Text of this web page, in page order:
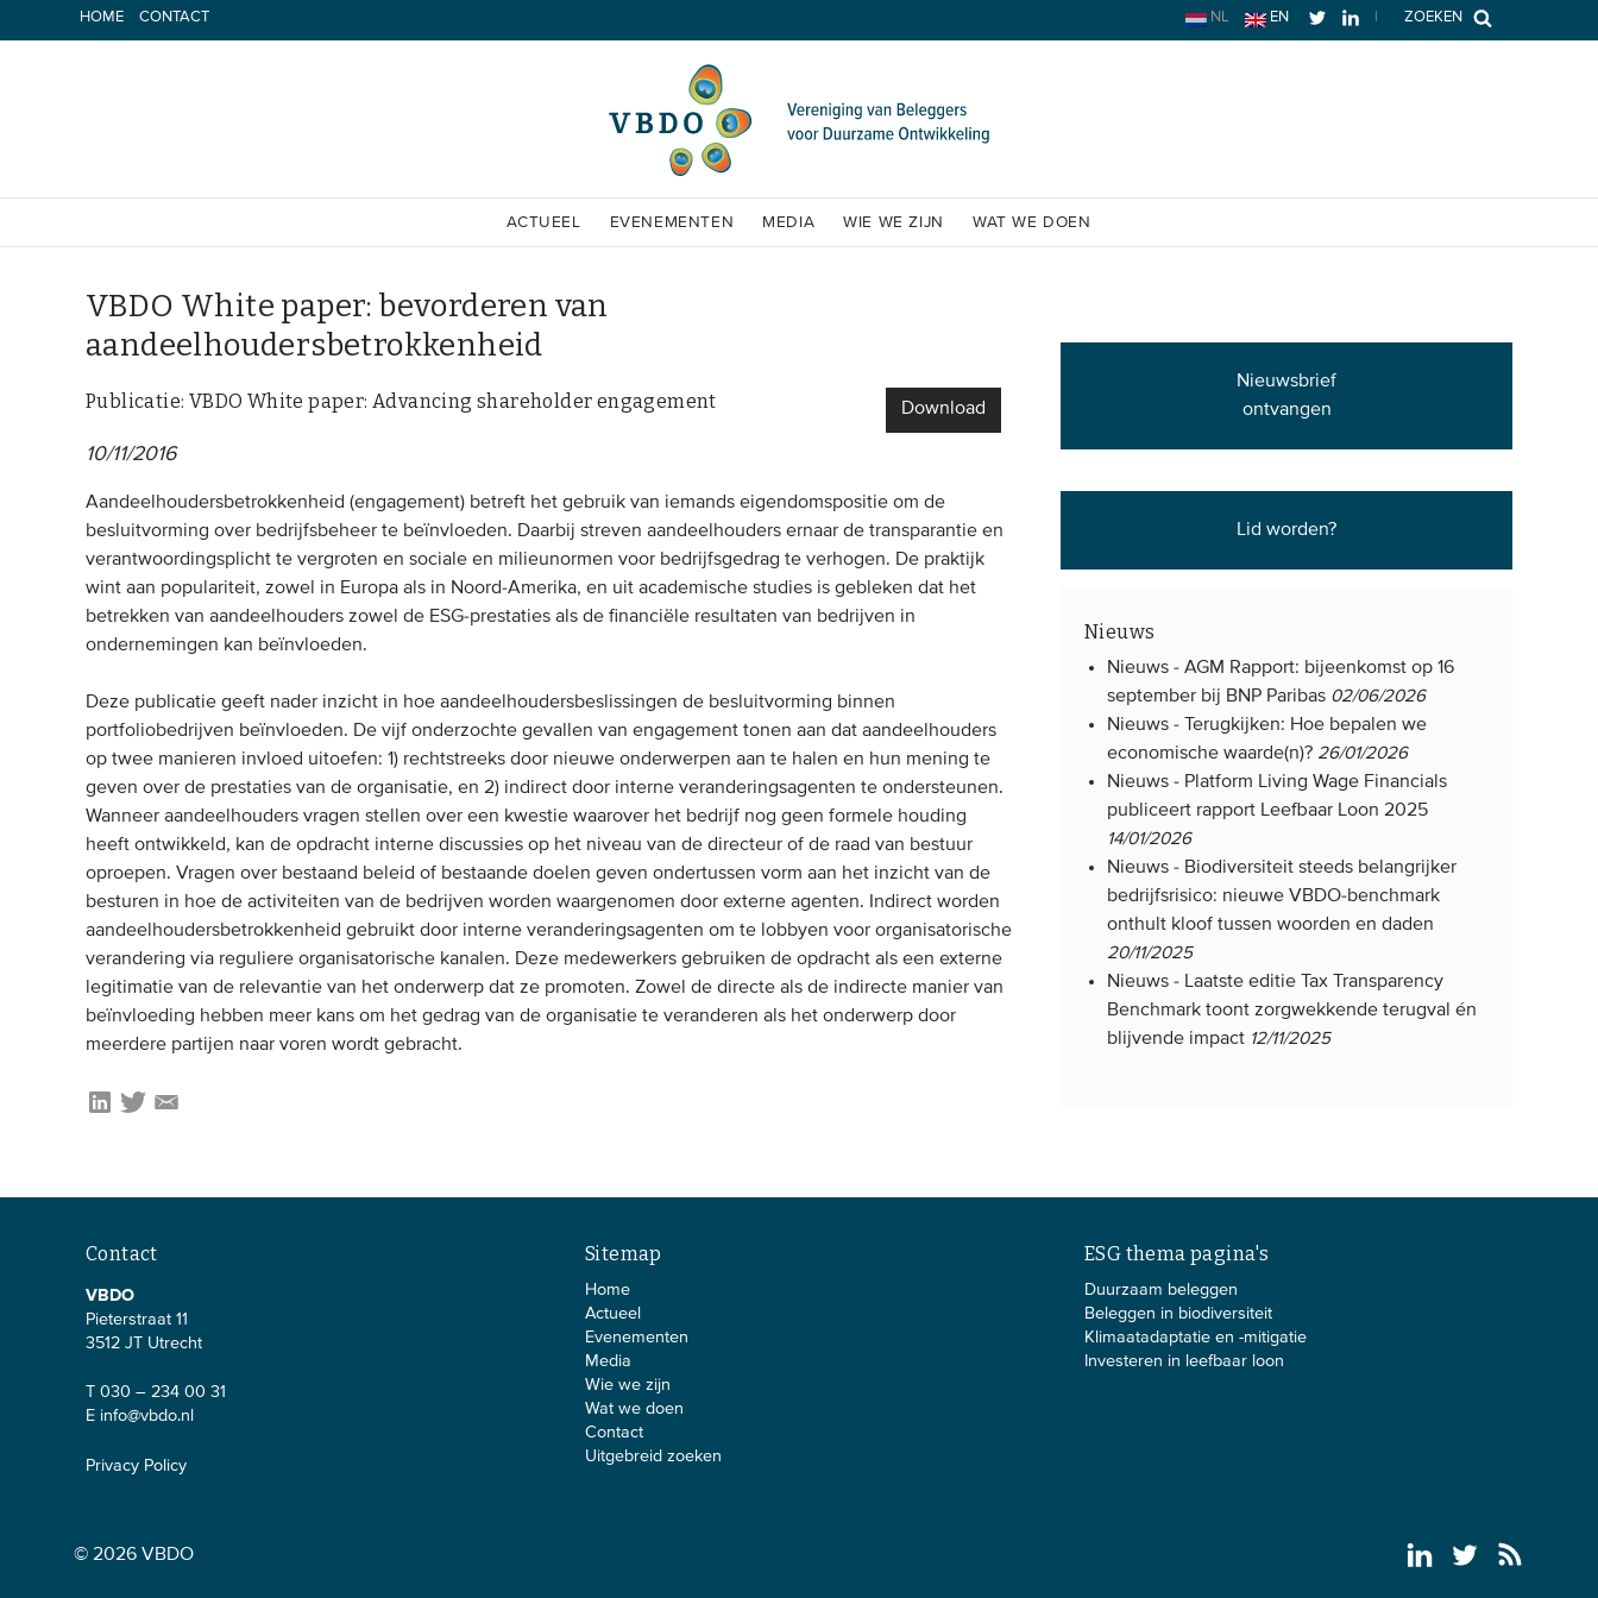
naar
HOME CONTACT ZOEKEN
NL EN
ACTUEEL EVENEMENTEN MEDIA WIE WE ZIJN WAT WE DOEN
VBDO White paper: bevorderen van
aandeelhoudersbetrokkenheid
Download
Publicatie: VBDO White paper: Advancing shareholder engagement
10/11/2016
Aandeelhoudersbetrokkenheid (engagement) betreft het gebruik van iemands eigendomspositie om de
besluitvorming over bedrijfsbeheer te beïnvloeden. Daarbij streven aandeelhouders ernaar de transparantie en
verantwoordingsplicht te vergroten en sociale en milieunormen voor bedrijfsgedrag te verhogen. De praktijk
wint aan populariteit, zowel in Europa als in Noord-Amerika, en uit academische studies is gebleken dat het
betrekken van aandeelhouders zowel de ESG-prestaties als de financiële resultaten van bedrijven in
ondernemingen kan beïnvloeden.
Deze publicatie geeft nader inzicht in hoe aandeelhoudersbeslissingen de besluitvorming binnen
portfoliobedrijven beïnvloeden. De vijf onderzochte gevallen van engagement tonen aan dat aandeelhouders
op twee manieren invloed uitoefen: 1) rechtstreeks door nieuwe onderwerpen aan te halen en hun mening te
geven over de prestaties van de organisatie, en 2) indirect door interne veranderingsagenten te ondersteunen.
Wanneer aandeelhouders vragen stellen over een kwestie waarover het bedrijf nog geen formele houding
heeft ontwikkeld, kan de opdracht interne discussies op het niveau van de directeur of de raad van bestuur
oproepen. Vragen over bestaand beleid of bestaande doelen geven ondertussen vorm aan het inzicht van de
besturen in hoe de activiteiten van de bedrijven worden waargenomen door externe agenten. Indirect worden
aandeelhoudersbetrokkenheid gebruikt door interne veranderingsagenten om te lobbyen voor organisatorische
verandering via reguliere organisatorische kanalen. Deze medewerkers gebruiken de opdracht als een externe
legitimatie van de relevantie van het onderwerp dat ze promoten. Zowel de directe als de indirecte manier van
beïnvloeding hebben meer kans om het gedrag van de organisatie te veranderen als het onderwerp door
meerdere partijen naar voren wordt gebracht.
Nieuwsbrief
ontvangen
Lid worden?
Nieuws
Nieuws -AGM Rapport: bijeenkomst op 16
september bij BNP Paribas 02/06/2026
Nieuws -
Terugkijken: Hoe bepalen we
economische waarde(n)? 26/01/2026
Nieuws - Platform Living Wage Financials
publiceert rapport Leefbaar Loon 2025
14/01/2026
Nieuws - Biodiversiteit steeds belangrijker
bedrijfsrisico: nieuwe VBDO-benchmark
onthult kloof tussen woorden en daden
20/11/2025
Nieuws - Laatste editie Tax Transparency
Benchmark toont zorgwekkende terugval én
blijvende impact 12/11/2025
Contact
VBDO
Pieterstraat 11
3512 JT Utrecht
T 030 – 234 00 31
E info@vbdo.nl
Privacy Policy
Sitemap
Home
Actueel
Evenementen
Media
Wie we zijn
Wat we doen
Contact
Uitgebreid zoeken
ESG thema pagina's
Duurzaam beleggen
Beleggen in biodiversiteit
Klimaatadaptatie en -mitigatie
Investeren in leefbaar loon
© 2026 VBDO